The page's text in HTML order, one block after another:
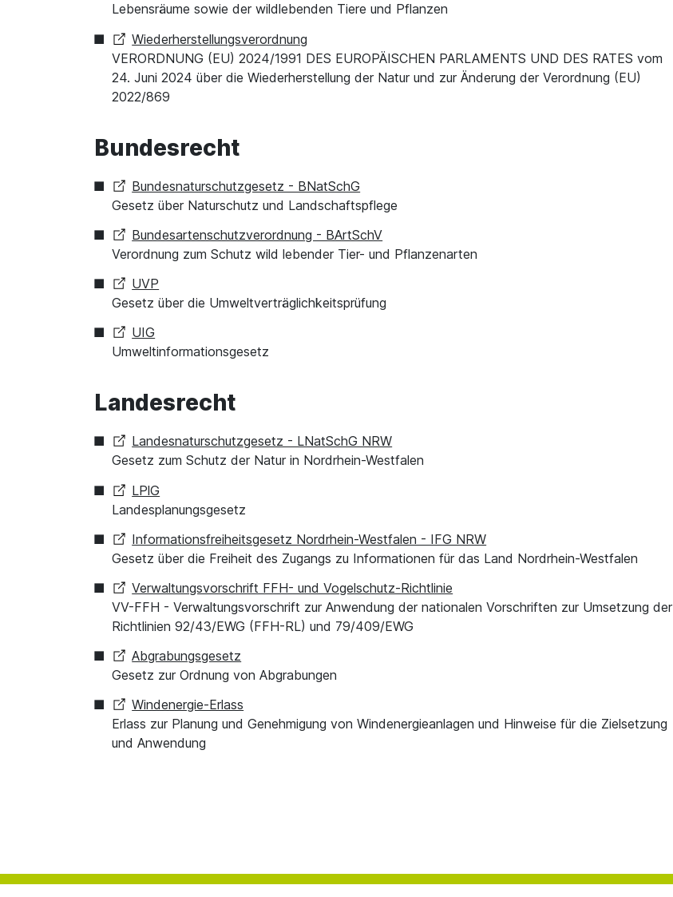
Lebensräume sowie der wildlebenden Tiere und Pflanzen
Wiederherstellungsverordnung
VERORDNUNG (EU) 2024/1991 DES EUROPÄISCHEN PARLAMENTS UND DES RATES vom
24. Juni 2024 über die Wiederherstellung der Natur und zur Änderung der Verordnung (EU)
2022/869
Bundesrecht
Bundesnaturschutzgesetz - BNatSchG
Gesetz über Naturschutz und Landschaftspflege
Bundesartenschutzverordnung - BArtSchV
Verordnung zum Schutz wild lebender Tier- und Pflanzenarten
UVP
Gesetz über die Umweltverträglichkeitsprüfung
UIG
Umweltinformationsgesetz
Landesrecht
Landesnaturschutzgesetz - LNatSchG NRW
Gesetz zum Schutz der Natur in Nordrhein-Westfalen
LPlG
Landesplanungsgesetz
Informationsfreiheitsgesetz Nordrhein-Westfalen - IFG NRW
Gesetz über die Freiheit des Zugangs zu Informationen für das Land Nordrhein-Westfalen
Verwaltungsvorschrift FFH- und Vogelschutz-Richtlinie
VV-FFH - Verwaltungsvorschrift zur Anwendung der nationalen Vorschriften zur Umsetzung der
Richtlinien 92/43/EWG (FFH-RL) und 79/409/EWG
Abgrabungsgesetz
Gesetz zur Ordnung von Abgrabungen
Windenergie-Erlass
Erlass zur Planung und Genehmigung von Windenergieanlagen und Hinweise für die Zielsetzung
und Anwendung